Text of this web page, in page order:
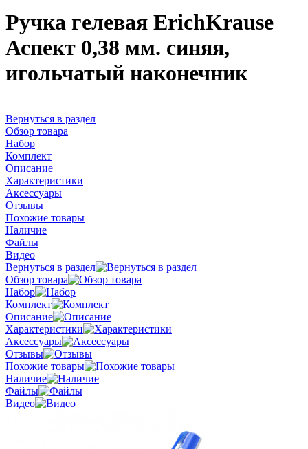
Ручка гелевая ErichKrause
Аспект 0,38 мм. синяя,
игольчатый наконечник
Вернуться в раздел
Обзор товара
Набор
Комплект
Описание
Характеристики
Аксессуары
Отзывы
Похожие товары
Наличие
Файлы
Видео
Вернуться в раздел
Обзор товара
Набор
Комплект
Описание
Характеристики
Аксессуары
Отзывы
Похожие товары
Наличие
Файлы
Видео